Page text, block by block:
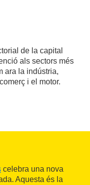
de la capital
als sectors més
ara la indústria,
i el motor.
celebra una nova
Aquesta és la